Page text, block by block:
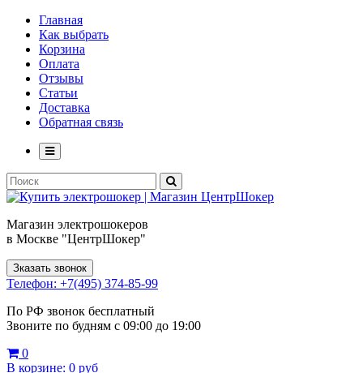
Главная
Как выбрать
Корзина
Оплата
Отзывы
Статьи
Доставка
Обратная связь
Магазин электрошокеров
в Москве "ЦентрШокер"
Зказать звонок
Телефон: +7(495) 374-85-99
По РФ звонок бесплатный
Звоните по будням с 09:00 до 19:00
0
В корзине: 0 руб